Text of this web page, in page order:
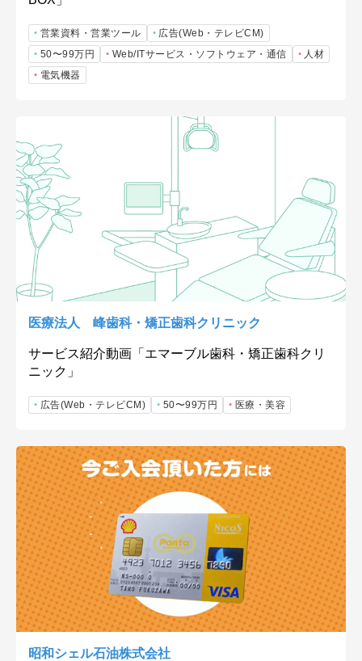
営業資料・営業ツール
広告(Web・テレビCM)
50〜99万円
Web/ITサービス・ソフトウェア・通信
人材
電気機器
医療法人 峰歯科・矯正歯科クリニック
サービス紹介動画「エマーブル歯科・矯正歯科クリ
ニック」
広告(Web・テレビCM) 50〜99万円 医療・美容
昭和シェル石油株式会社